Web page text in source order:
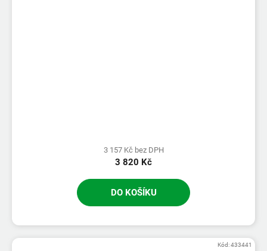
3 157 Kč bez DPH
3 820 Kč
DO KOŠÍKU
Kód:433441